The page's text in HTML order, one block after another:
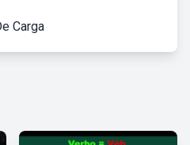
Carga